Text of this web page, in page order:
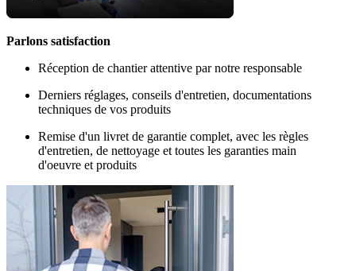
Parlons satisfaction
Réception de chantier attentive par notre responsable
Derniers réglages, conseils d'entretien, documentations
techniques de vos produits
Remise d'un livret de garantie complet, avec les règles
d'entretien, de nettoyage et toutes les garanties main
d'oeuvre et produits